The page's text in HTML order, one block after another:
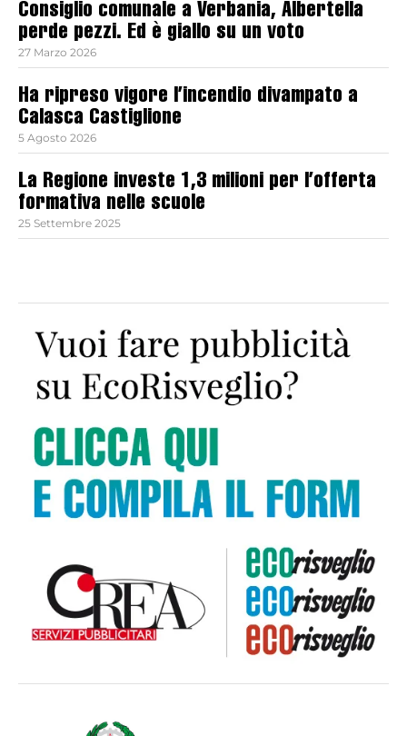
Consiglio comunale a Verbania, Albertella
perde pezzi. Ed è giallo su un voto
27 Marzo 2026
Ha ripreso vigore l’incendio divampato a
Calasca Castiglione
5 Agosto 2026
La Regione investe 1,3 milioni per l’offerta
formativa nelle scuole
25 Settembre 2025